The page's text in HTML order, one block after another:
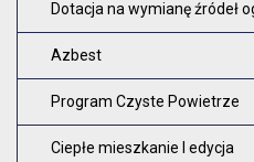
Dotacja na wymianę źródeł
Azbest
Program Czyste Powietrze
Ciepłe mieszkanie I edycja